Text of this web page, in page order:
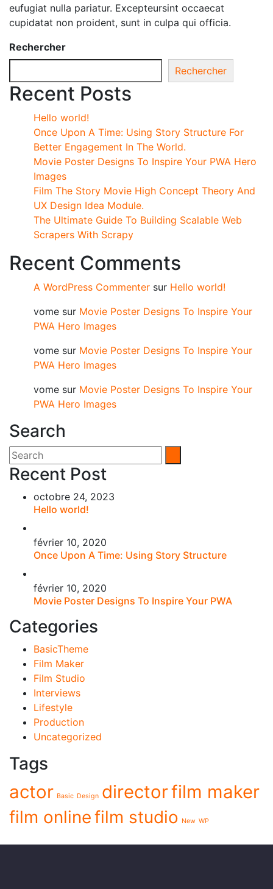
eufugiat nulla pariatur. Excepteursint occaecat
cupidatat non proident, sunt in culpa qui officia.
Rechercher
Rechercher
Recent Posts
Hello world!
Once Upon A Time: Using Story Structure For
Better Engagement In The World.
Movie Poster Designs To Inspire Your PWA Hero
Images
Film The Story Movie High Concept Theory And
UX Design Idea Module.
The Ultimate Guide To Building Scalable Web
Scrapers With Scrapy
Recent Comments
A WordPress Commenter sur Hello world!
vome sur Movie Poster Designs To Inspire Your
PWA Hero Images
vome sur Movie Poster Designs To Inspire Your
PWA Hero Images
vome sur Movie Poster Designs To Inspire Your
PWA Hero Images
Search
Recent Post
octobre 24, 2023
Hello world!
février 10, 2020
Once Upon A Time: Using Story Structure
février 10, 2020
Movie Poster Designs To Inspire Your PWA
Categories
BasicTheme
Film Maker
Film Studio
Interviews
Lifestyle
Production
Uncategorized
Tags
actor Basic Design directorfilm maker
film onlinefilm studio New WP